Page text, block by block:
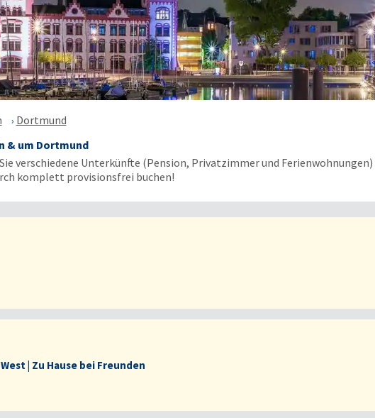
Dortmund
& um Dortmund
verschiedene Unterkünfte (Pension, Privatzimmer und Ferienwohnungen)
komplett provisionsfrei buchen!
| Zu Hause bei Freunden